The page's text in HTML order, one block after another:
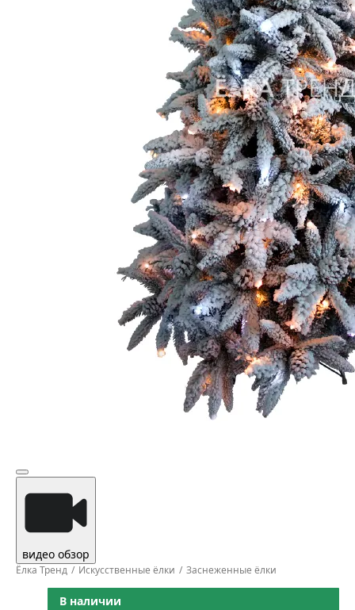
видео обзор
Ёлка Тренд Искусственные ёлки Заснеженные ёлки
В наличии